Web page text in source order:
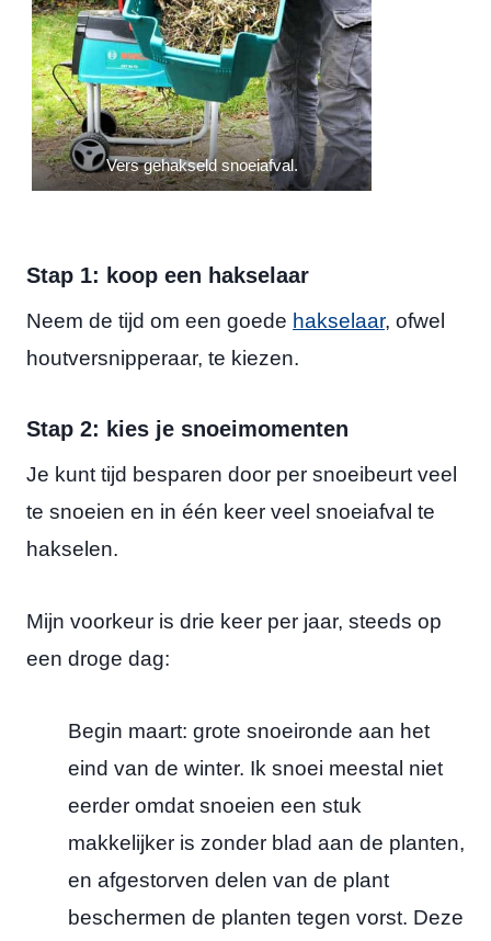
Vers gehakseld snoeiafval.
Stap 1: koop een hakselaar
Neem de tijd om een goede hakselaar, ofwel
houtversnipperaar, te kiezen.
Stap 2: kies je snoeimomenten
Je kunt tijd besparen door per snoeibeurt veel
te snoeien en in één keer veel snoeiafval te
hakselen.
Mijn voorkeur is drie keer per jaar, steeds op
een droge dag:
Begin maart: grote snoeironde aan het
eind van de winter. Ik snoei meestal niet
eerder omdat snoeien een stuk
makkelijker is zonder blad aan de planten,
en afgestorven delen van de plant
beschermen de planten tegen vorst. Deze